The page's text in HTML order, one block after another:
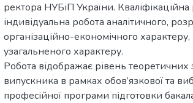
ректора НУБіП України. Кваліфікаційна
індивідуальна робота аналітичного,
організаційно-економічного
узагальненого характеру.
Робота відображає рівень
випускника в рамках обов’язкової та
професійної програми підготовки